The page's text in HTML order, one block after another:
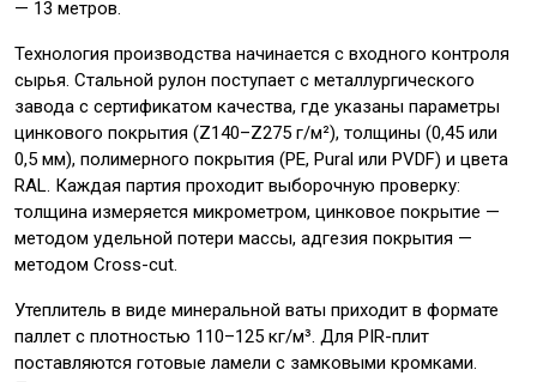
— 13 метров.
Технология производства начинается с входного контроля
сырья. Стальной рулон поступает с металлургического
завода с сертификатом качества, где указаны параметры
цинкового покрытия (Z140–Z275 г/м²), толщины (0,45 или
0,5 мм), полимерного покрытия (PE, Pural или PVDF) и цвета
RAL. Каждая партия проходит выборочную проверку:
толщина измеряется микрометром, цинковое покрытие —
методом удельной потери массы, адгезия покрытия —
методом Cross-cut.
Утеплитель в виде минеральной ваты приходит в формате
паллет с плотностью 110–125 кг/м³. Для PIR-плит
поставляются готовые ламели с замковыми кромками.